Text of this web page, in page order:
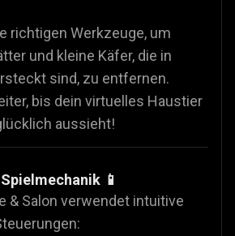
richtigen Werkzeuge, um
und kleine Käfer, die in
sind, zu entfernen.
bis dein virtuelles Haustier
aussieht!
📱
& Salon verwendet intuitive